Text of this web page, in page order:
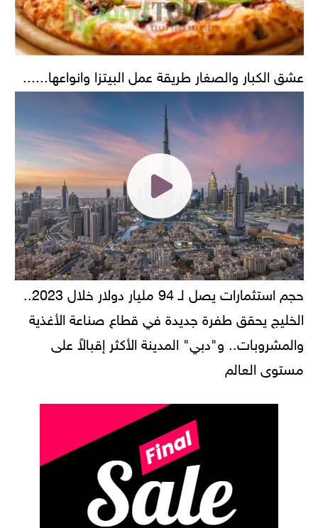
عشق الكبار والصغار طريقة عمل البيتزا وانواعها......
حجم استثمارات يصل لـ 94 مليار دولار خلال 2023..
الخليج يحقق طفرة جديدة في قطاع صناعة الأغذية
والمشروبات.. و"دبي" المدينة الأكثر إقبالاً على
مستوى العالم